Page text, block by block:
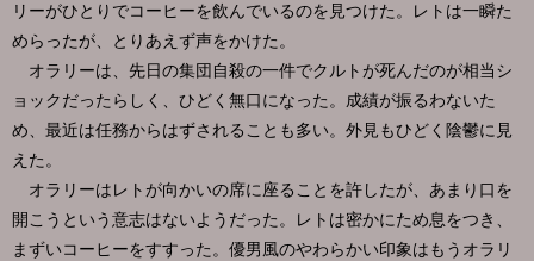
リーがひとりでコーヒーを飲んでいるのを見つけた。レトは一瞬た
めらったが、とりあえず声をかけた。
オラリーは、先日の集団自殺の一件でクルトが死んだのが相当シ
ョックだったらしく、ひどく無口になった。成績が振るわないた
め、最近は任務からはずされることも多い。外見もひどく陰鬱に見
えた。
オラリーはレトが向かいの席に座ることを許したが、あまり口を
開こうという意志はないようだった。レトは密かにため息をつき、
まずいコーヒーをすすった。優男風のやわらかい印象はもうオラリ